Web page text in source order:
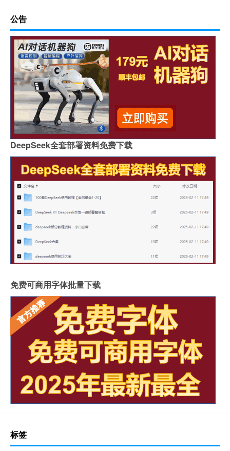
公告
DeepSeek全套部署资料免费下载
免费可商用字体批量下载
标签